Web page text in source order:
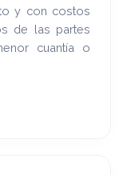
y con costos
de las partes
cuantía o